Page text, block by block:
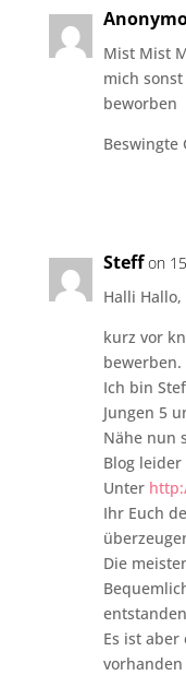
Mist Mist
mich
beworben
Beswingte
Steff on
Halli Hallo,
kurz vor
bewerben.
Ich bin
Jungen 5
Nähe nun
Blog
Unter
Ihr Euch
Die
Es ist